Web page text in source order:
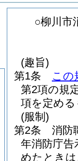
○柳川市
(趣旨)
第1条
この
第2項の規
項を定め
(服制)
第2条
消防
年消防庁告
めたとき